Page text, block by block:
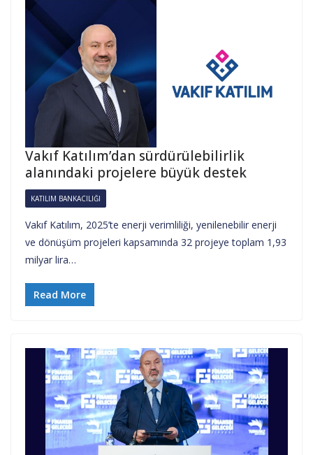
Vakıf Katılım’dan sürdürülebilirlik
alanındaki projelere büyük destek
KATILIM BANKACILIĞI
Vakıf Katılım, 2025’te enerji verimliliği, yenilenebilir enerji
ve dönüşüm projeleri kapsamında 32 projeye toplam 1,93
milyar lira…
Read More